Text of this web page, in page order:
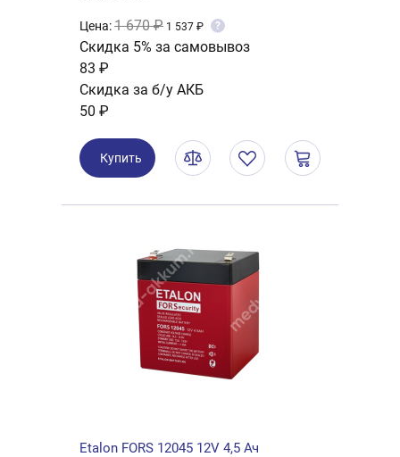
Цена:1 670 ₽ 1 537 ₽ ?
Скидка 5% за самовывоз
83 ₽
Скидка за б/у АКБ
50 ₽
Купить
Etalon FORS 12045 12V 4,5 Ач